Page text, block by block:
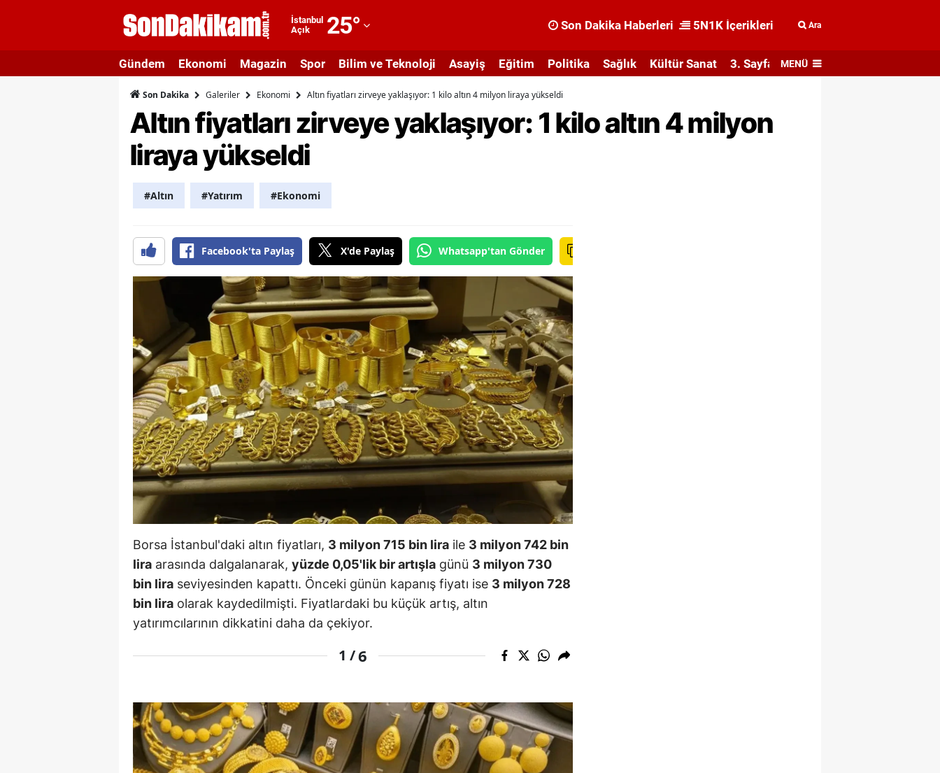
İstanbul
Açık
25°
Adıyaman
Afyonkarahisar
Ağrı
Ankara
Artvin
Balıkesir
Bilecik
Bingöl
Bitlis
Bolu
Burdur
Bursa
Çorum
Denizli
Diyarbakır
Erzincan
Erzurum
Eskişehir
Son Dakika Haberleri 5N1K İçerikleri Ara
Gündem Ekonomi Magazin Spor Bilim ve Teknoloji Asayiş Eğitim Politika Sağlık Kültür Sanat 3. Sayfa MENÜ
Son Dakika Galeriler Ekonomi Altın fiyatları zirveye yaklaşıyor: 1 kilo altın 4 milyon liraya yükseldi
Altın fiyatları zirveye yaklaşıyor: 1 kilo altın 4 milyon
liraya yükseldi
#Altın #Yatırım #Ekonomi
Facebook'ta Paylaş X'de Paylaş Whatsapp'tan Gönder
Borsa İstanbul'daki altın fiyatları, 3 milyon 715 bin lira ile 3 milyon 742 bin
lira arasında dalgalanarak, yüzde 0,05'lik bir artışla günü 3 milyon 730
bin lira seviyesinden kapattı. Önceki günün kapanış fiyatı ise 3 milyon 728
bin lira olarak kaydedilmişti. Fiyatlardaki bu küçük artış, altın
yatırımcılarının dikkatini daha da çekiyor.
1 /6